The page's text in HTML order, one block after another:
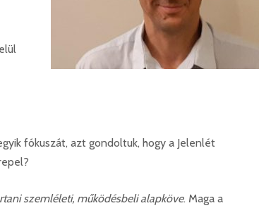
fókuszát, azt gondoltuk, hogy a Jelenlét
szemléleti, működésbeli alapköve. Maga a